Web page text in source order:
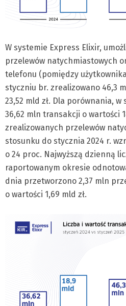
W systemie Express Elixir,
przelewów natychmiastowych
telefonu (pomiędzy
styczniu br. zrealizowano 46,3
23,52 mld zł. Dla porównania,
36,62 mln transakcji o wartości
zrealizowanych przelewów
stosunku do stycznia 2024 r.
o 24 proc. Najwyższą dzienną
raportowanym okresie
dnia przetworzono 2,37 mln
o wartości 1,69 mld zł.